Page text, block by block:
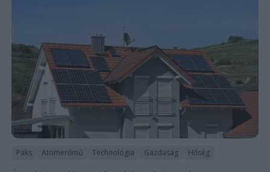
Paks Atomerőmű Technológia Gazdaság Hőség